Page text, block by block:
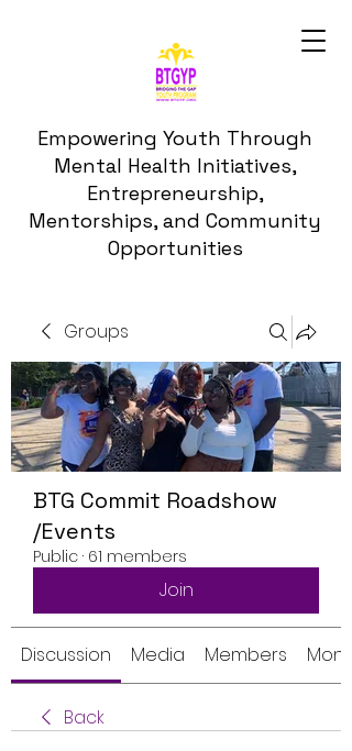
Empowering Youth Through
Mental Health Initiatives,
Entrepreneurship,
Mentorships, and Community
Opportunities
Groups
BTG Commit Roadshow
/Events
Public · 61 members
Join
Discussion Media Members
Back